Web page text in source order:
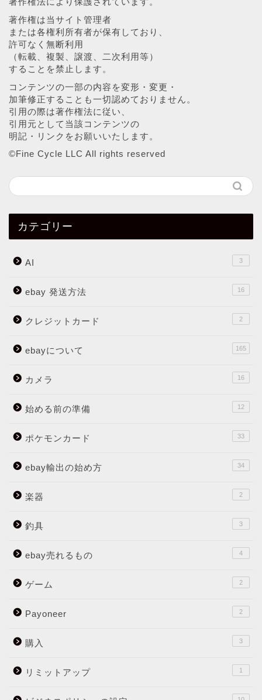
著作権は当サイト管理者
または各権利所有者が保有しており、
許可なく無断利用
（転載、複製、譲渡、二次利用等）
することを禁止します。
コンテンツの一部の内容を変形・変更・
加筆修正することも一切認めておりません。
引用の際は著作権法に従い、
引用元として当該コンテンツの
明記・リンクをお願いいたします。
©︎Fine Cycle LLC All rights reserved
カテゴリー
AI 3
ebay 発送方法 16
クレジットカード 2
ebayについて 165
カメラ 16
始める前の準備 12
ポケモンカード 33
ebay輸出の始め方 34
楽器 2
釣具 3
ebay売れるもの 4
ゲーム 2
Payoneer 2
購入 3
リミットアップ 1